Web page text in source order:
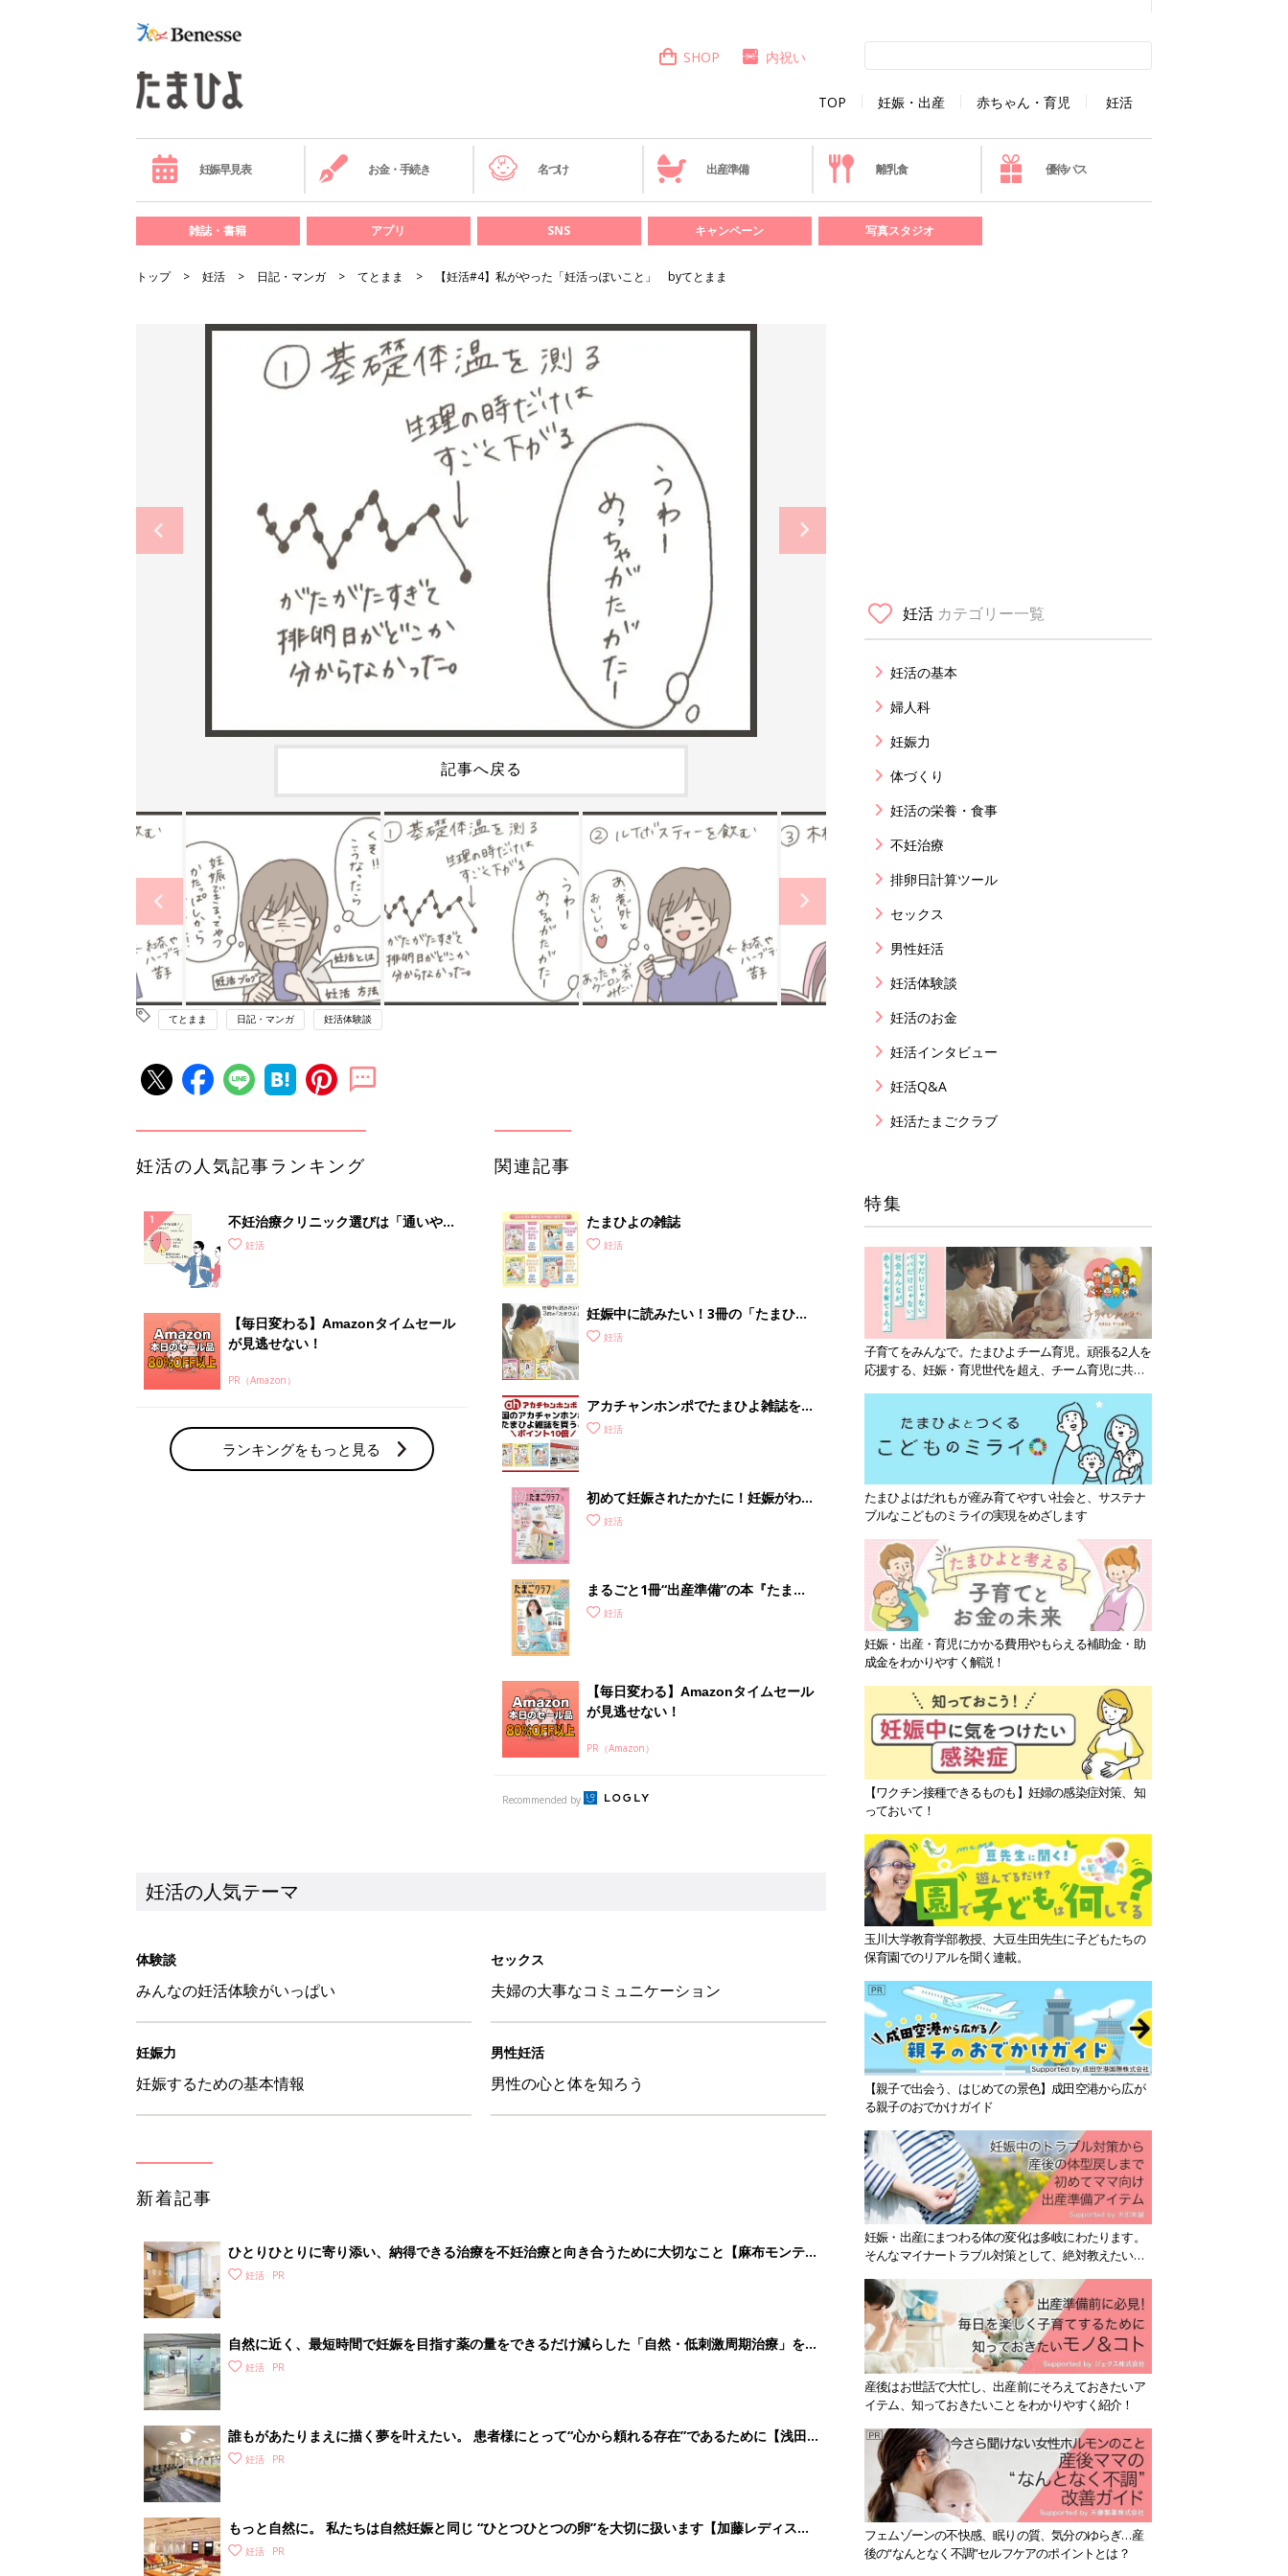
TOP 妊娠・出産 赤ちゃん・育児 妊活
SHOP 内祝い
妊娠早見表 お金・手続き 名づけ 出産準備 離乳食 優待パス
雑誌・書籍 アプリ SNS キャンペーン 写真スタジオ
トップ 妊活 日記・マンガ てとまま 【妊活#4】私がやった「妊活っぽいこと」 byてとまま
記事へ戻る
てとまま 日記・マンガ 妊活体験談
妊活の人気記事ランキング
不妊治療クリニック選びは「通いやす
さ」が大切！選び方、重要3カ条っ
妊活
【毎日変わる】Amazonタイムセール
が見逃せない！
PR（Amazon）
ランキングをもっと見る
関連記事
たまひよの雑誌
妊活
妊娠中に読みたい！3冊の「たまひ
よ」妊活
アカチャンホンポでたまひよ雑誌を買
うとポイント10倍【期間限定】
妊活
初めて妊娠されたかたに！妊娠がわか
ったら最初に読む本『初めてのたまご
妊活
まるごと1冊“出産準備”の本『たまご
クラブ 夏号』〈スペシャル大特集〉
妊活
【毎日変わる】Amazonタイムセール
が見逃せない！
PR（Amazon）
Recommended by
妊活の人気テーマ
体験談
みんなの妊活体験がいっぱい
セックス
夫婦の大事なコミュニケーション
妊娠力
妊娠するための基本情報
男性妊活
男性の心と体を知ろう
新着記事
ひとりひとりに寄り添い、納得できる治療を不妊治療と向き合うために大切なこと【麻布モンテア
ールレディースクリニック】
妊活
自然に近く、最短時間で妊娠を目指す薬の量をできるだけ減らした「自然・低刺激周期治療」を行
っています【Shinjuku ART Clinic】
妊活
誰もがあたりまえに描く夢を叶えたい。 患者様にとって“心から頼れる存在”であるために【浅田
レディース品川クリニック】
妊活
もっと自然に。 私たちは自然妊娠と同じ “ひとつひとつの卵”を大切に扱います【加藤レディスク
リニック】
妊活
妊活 カテゴリー一覧
妊活の基本
婦人科
妊娠力
体づくり
妊活の栄養・食事
不妊治療
排卵日計算ツール
セックス
男性妊活
妊活体験談
妊活のお金
妊活インタビュー
妊活Q&A
妊活たまごクラブ
特集
子育てをみんなで。たまひよチーム育児。頑張る2人を
応援する、妊娠・育児世代を超え、チーム育児に共感
たまひよはだれもが産み育てやすい社会と、サステナ
ブルなこどものミライの実現をめざします
妊娠・出産・育児にかかる費用やもらえる補助金・助
成金をわかりやすく解説！
【ワクチン接種できるものも】妊婦の感染症対策、知
っておいて！
玉川大学教育学部教授、大豆生田先生に子どもたちの
保育園でのリアルを聞く連載。
【親子で出会う、はじめての景色】成田空港から広が
る親子のおでかけガイド
妊娠・出産にまつわる体の変化は多岐にわたります。
そんなマイナートラブル対策として、絶対教えたい！
産後はお世話で大忙し、出産前にそろえておきたいア
イテム、知っておきたいことをわかりやすく紹介！
フェムゾーンの不快感、眠りの質、気分のゆらぎ…産
後の“なんとなく不調”セルフケアのポイントとは？